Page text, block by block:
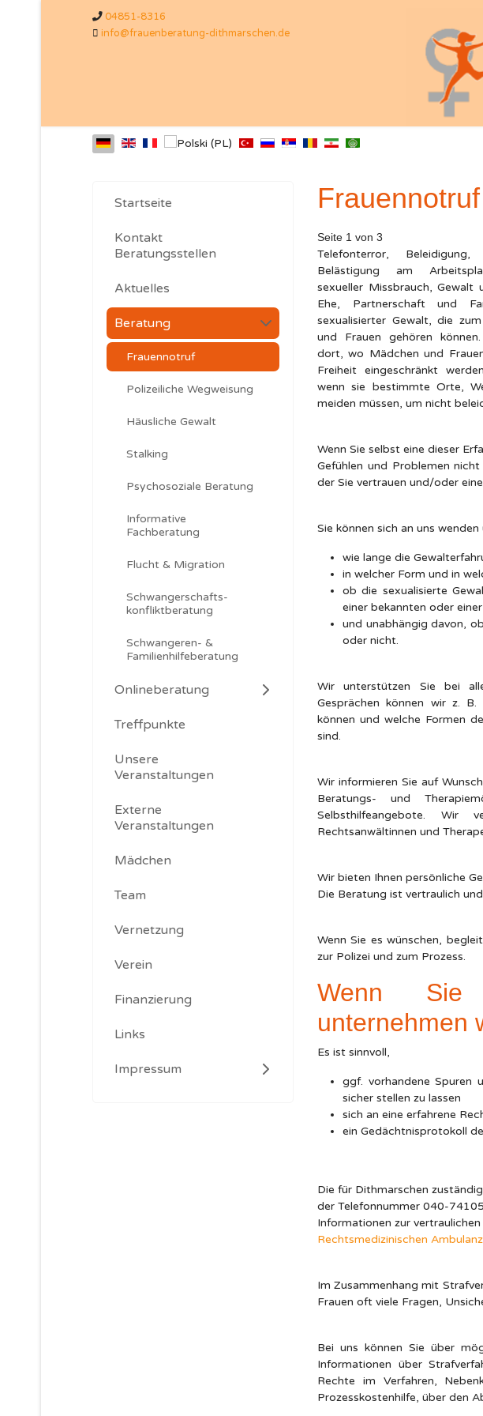
04851-8316
info@frauenberatung-dithmarschen.de
Startseite
Kontakt
Beratungsstellen
Aktuelles
Beratung
Frauennotruf
Polizeiliche Wegweisung
Häusliche Gewalt
Stalking
Psychosoziale Beratung
Informative
Fachberatung
Flucht & Migration
Schwangerschafts-
konfliktberatung
Schwangeren- &
Familienhilfeberatung
Onlineberatung
Treffpunkte
Unsere
Veranstaltungen
Externe
Veranstaltungen
Mädchen
Team
Vernetzung
Verein
Finanzierung
Links
Impressum
Frauennotruf
Seite 1 von 3
Telefonterror,
Belästigung am
sexueller Missbrauch, Gewalt
Ehe, Partnerschaft und
sexualisierter Gewalt, die
und Frauen gehören
dort, wo Mädchen und
Freiheit eingeschränkt
wenn sie bestimmte Orte,
meiden müssen, um nicht
Wenn Sie selbst eine dieser
Gefühlen und Problemen
der Sie vertrauen und/oder
Sie können sich an uns
wie lange die
in welcher Form und in
ob die sexualisierte
einer bekannten oder
und unabhängig davon,
oder nicht.
Wir unterstützen Sie bei
Gesprächen können wir z.
können und welche Formen
sind.
Wir informieren Sie auf
Beratungs- und
Selbsthilfeangebote. Wir
Rechtsanwältinnen und
Wir bieten Ihnen persönliche
Die Beratung ist vertraulich
Wenn Sie es wünschen,
zur Polizei und zum Prozess.
Wenn Sie
unternehmen
Es ist sinnvoll,
ggf. vorhandene Spuren
sicher stellen zu lassen
sich an eine erfahrene
ein Gedächtnisprotokoll
Die für Dithmarschen
der Telefonnummer 040-
Informationen zur
Rechtsmedizinischen Ambulanz
Im Zusammenhang mit
Frauen oft viele Fragen,
Bei uns können Sie über
Informationen über
Rechte im Verfahren,
Prozesskostenhilfe, über den